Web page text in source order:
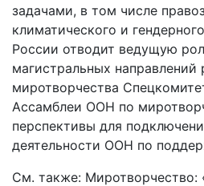
задачами, в том числе
климатического и
России отводит ведущую
магистральных направлений
миротворчества
Ассамблеи ООН по
перспективы для
деятельности ООН по
См. также: Миротворчество: